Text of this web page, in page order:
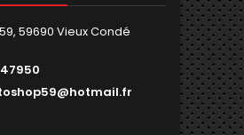
59690 Vieux Condé